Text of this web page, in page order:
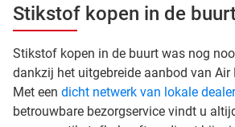
Stikstof kopen in de
Stikstof kopen in de buurt was nog
dankzij het uitgebreide aanbod van Air
Met een dicht netwerk van lokale
betrouwbare bezorgservice vindt u